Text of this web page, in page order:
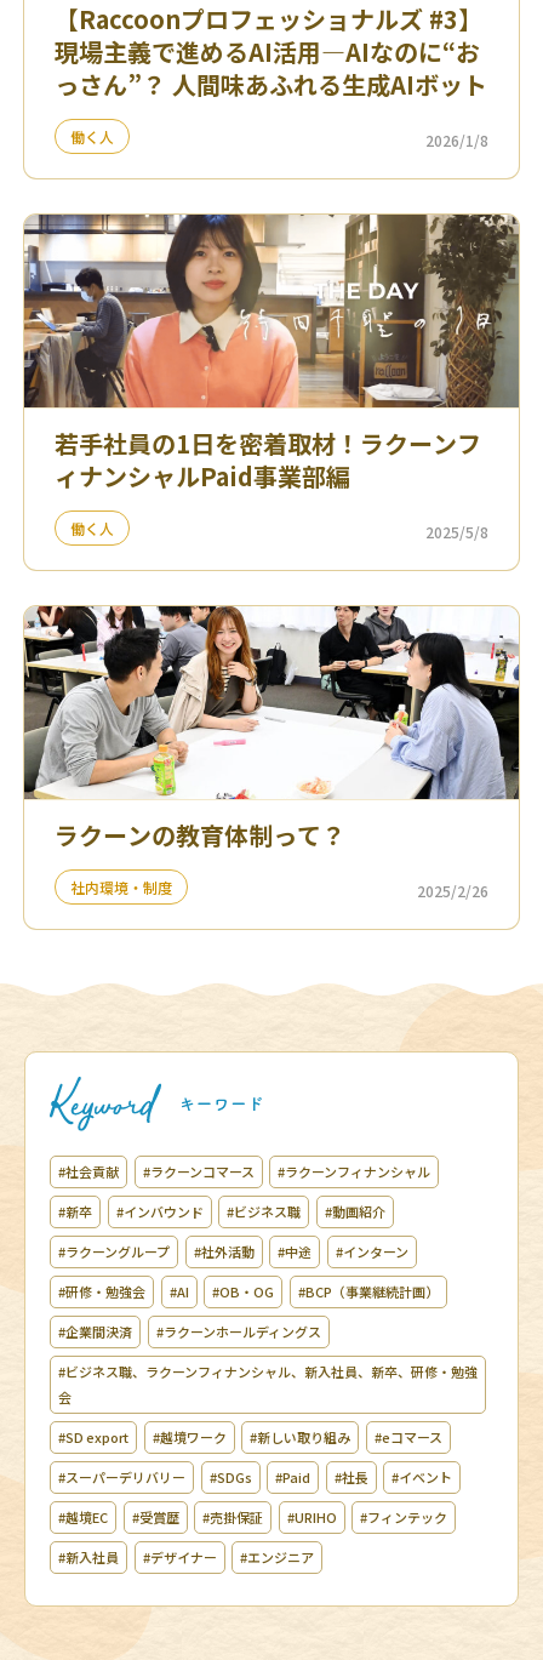
【Raccoonプロフェッショナルズ #3】
現場主義で進めるAI活用—AIなのに“お
っさん”？ 人間味あふれる生成AIボット
働く人 2026/1/8
若手社員の1日を密着取材！ラクーンフ
ィナンシャルPaid事業部編
働く人 2025/5/8
ラクーンの教育体制って？
社内環境・制度 2025/2/26
#社会貢献 #ラクーンコマース #ラクーンフィナンシャル
#新卒 #インバウンド #ビジネス職 #動画紹介
#ラクーングループ #社外活動 #中途 #インターン
#研修・勉強会 #AI #OB・OG #BCP（事業継続計画）
#企業間決済 #ラクーンホールディングス
#ビジネス職、ラクーンフィナンシャル、新入社員、新卒、研修・勉強
会
#SD export #越境ワーク #新しい取り組み #eコマース
#スーパーデリバリー #SDGs #Paid #社長 #イベント
#越境EC #受賞歴 #売掛保証 #URIHO #フィンテック
#新入社員 #デザイナー #エンジニア